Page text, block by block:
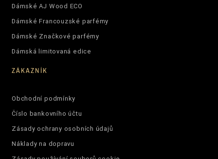
Dámské AJ Wood ECO
Dámské Francouzské parfémy
Dámské Značkové parfémy
Dámská limitovaná edice
ZÁKAZNÍK
Obchodní podmínky
Číslo bankovního účtu
Zásady ochrany osobních údajů
Náklady na dopravu